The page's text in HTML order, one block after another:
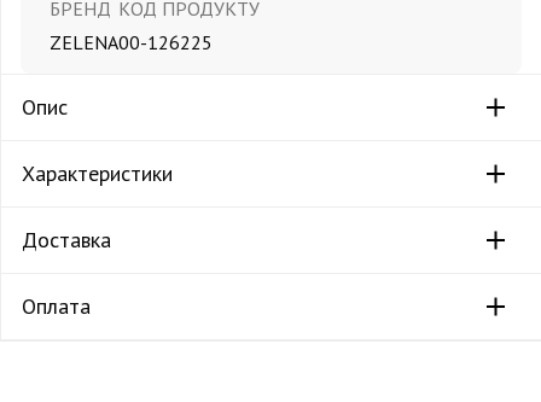
БРЕНД
ZELENA
КОД ПРОДУКТУ
00-126225
Опис
Характеристики
Доставка
Оплата